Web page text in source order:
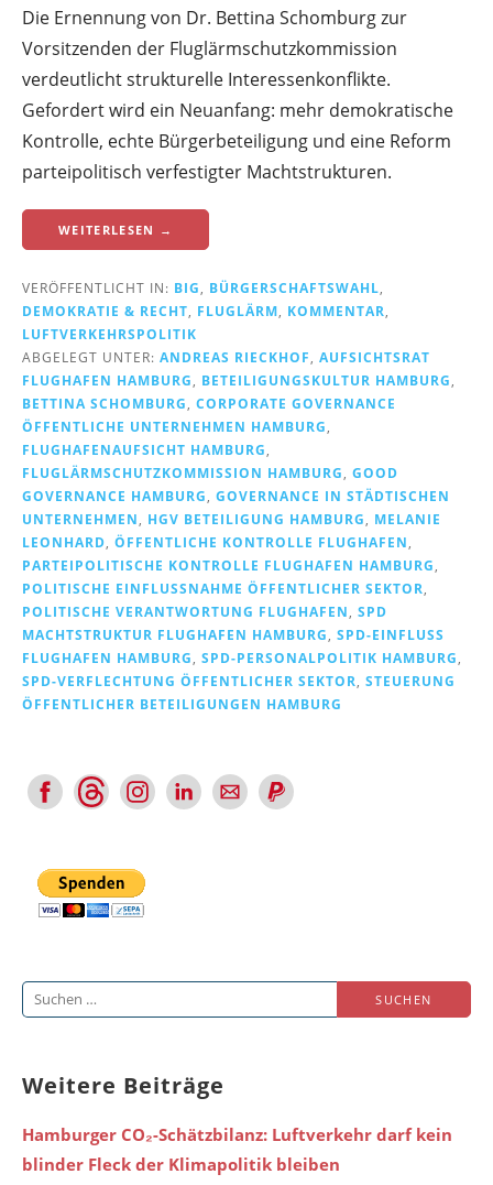
Die Ernennung von Dr. Bettina Schomburg zur
Vorsitzenden der Fluglärmschutzkommission
verdeutlicht strukturelle Interessenkonflikte.
Gefordert wird ein Neuanfang: mehr demokratische
Kontrolle, echte Bürgerbeteiligung und eine Reform
parteipolitisch verfestigter Machtstrukturen.
WEITERLESEN →
VERÖFFENTLICHT IN: BIG BÜRGERSCHAFTSWAHL
DEMOKRATIE & RECHT
FLUGLÄRM KOMMENTAR
LUFTVERKEHRSPOLITIK
ABGELEGT UNTER: ANDREAS RIECKHOF
AUFSICHTSRAT
FLUGHAFEN HAMBURG
BETEILIGUNGSKULTUR HAMBURG
BETTINA SCHOMBURG
CORPORATE GOVERNANCE
ÖFFENTLICHE UNTERNEHMEN HAMBURG
FLUGHAFENAUFSICHT HAMBURG
FLUGLÄRMSCHUTZKOMMISSION HAMBURG
GOOD
GOVERNANCE HAMBURG
GOVERNANCE IN STÄDTISCHEN
UNTERNEHMEN
HGV BETEILIGUNG HAMBURG
MELANIE
LEONHARD ÖFFENTLICHE KONTROLLE FLUGHAFEN
PARTEIPOLITISCHE KONTROLLE FLUGHAFEN HAMBURG
POLITISCHE EINFLUSSNAHME ÖFFENTLICHER SEKTOR
POLITISCHE VERANTWORTUNG FLUGHAFEN
SPD
MACHTSTRUKTUR FLUGHAFEN HAMBURG
SPD-EINFLUSS
FLUGHAFEN HAMBURG
SPD-PERSONALPOLITIK HAMBURG
SPD-VERFLECHTUNG ÖFFENTLICHER SEKTOR
STEUERUNG
ÖFFENTLICHER BETEILIGUNGEN HAMBURG
Suchen
Weitere Beiträge
Hamburger CO₂-Schätzbilanz: Luftverkehr darf kein
blinder Fleck der Klimapolitik bleiben